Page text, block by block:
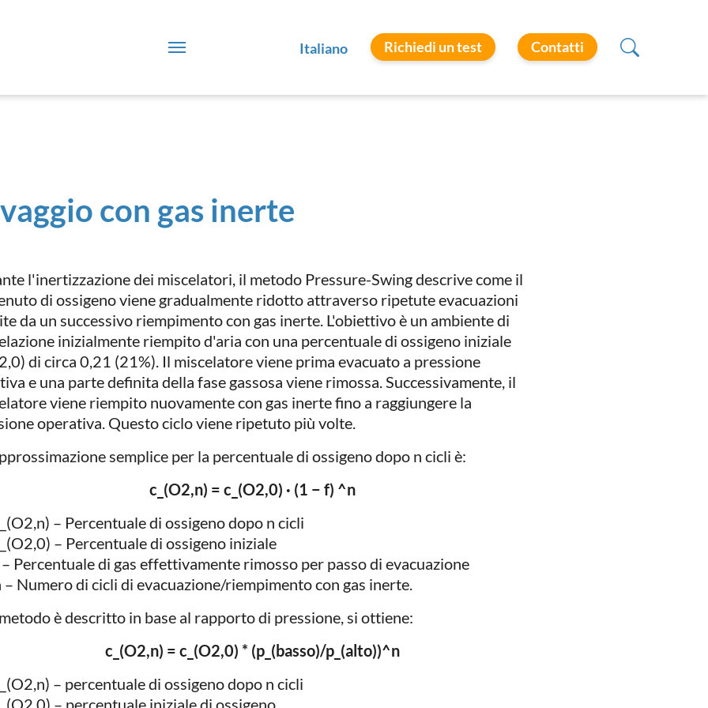
Italiano Richiedi un test Contatti
con gas inerte
l'inertizzazione dei miscelatori, il metodo Pressure-Swing descrive come il
di ossigeno viene gradualmente ridotto attraverso ripetute evacuazioni
da un successivo riempimento con gas inerte. L'obiettivo è un ambiente di
inizialmente riempito d'aria con una percentuale di ossigeno iniziale
di circa 0,21 (21%). Il miscelatore viene prima evacuato a pressione
e una parte definita della fase gassosa viene rimossa. Successivamente, il
viene riempito nuovamente con gas inerte fino a raggiungere la
operativa. Questo ciclo viene ripetuto più volte.
semplice per la percentuale di ossigeno dopo n cicli è:
c_(O2,n) = c_(O2,0) · (1 − f) ^n
– Percentuale di ossigeno dopo n cicli
– Percentuale di ossigeno iniziale
Percentuale di gas effettivamente rimosso per passo di evacuazione
– Numero di cicli di evacuazione/riempimento con gas inerte.
è descritto in base al rapporto di pressione, si ottiene:
c_(O2,n) = c_(O2,0) * (p_(basso)/p_(alto))^n
– percentuale di ossigeno dopo n cicli
– percentuale iniziale di ossigeno